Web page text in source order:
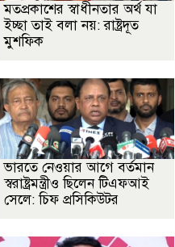
মতপ্রকাশের স্বাধীনতার অর্থ যা
ইচ্ছা তাই বলা নয়: রাষ্ট্রদূত
মুশফিক
ভারতে নেওয়ার আগে বর্তমান
স্বরাষ্ট্রমন্ত্রীও ছিলেন টিএফআই
সেলে: চিফ প্রসিকিউটর